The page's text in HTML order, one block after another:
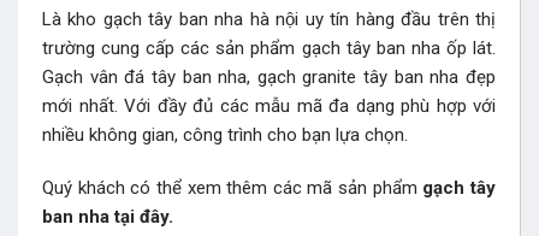
Là kho gạch tây ban nha hà nội uy tín hàng đầu trên thị
trường cung cấp các sản phẩm gạch tây ban nha ốp lát.
Gạch vân đá tây ban nha, gạch granite tây ban nha đẹp
mới nhất. Với đầy đủ các mẫu mã đa dạng phù hợp với
nhiều không gian, công trình cho bạn lựa chọn.
Quý khách có thể xem thêm các mã sản phẩm gạch tây
ban nhatại đây.